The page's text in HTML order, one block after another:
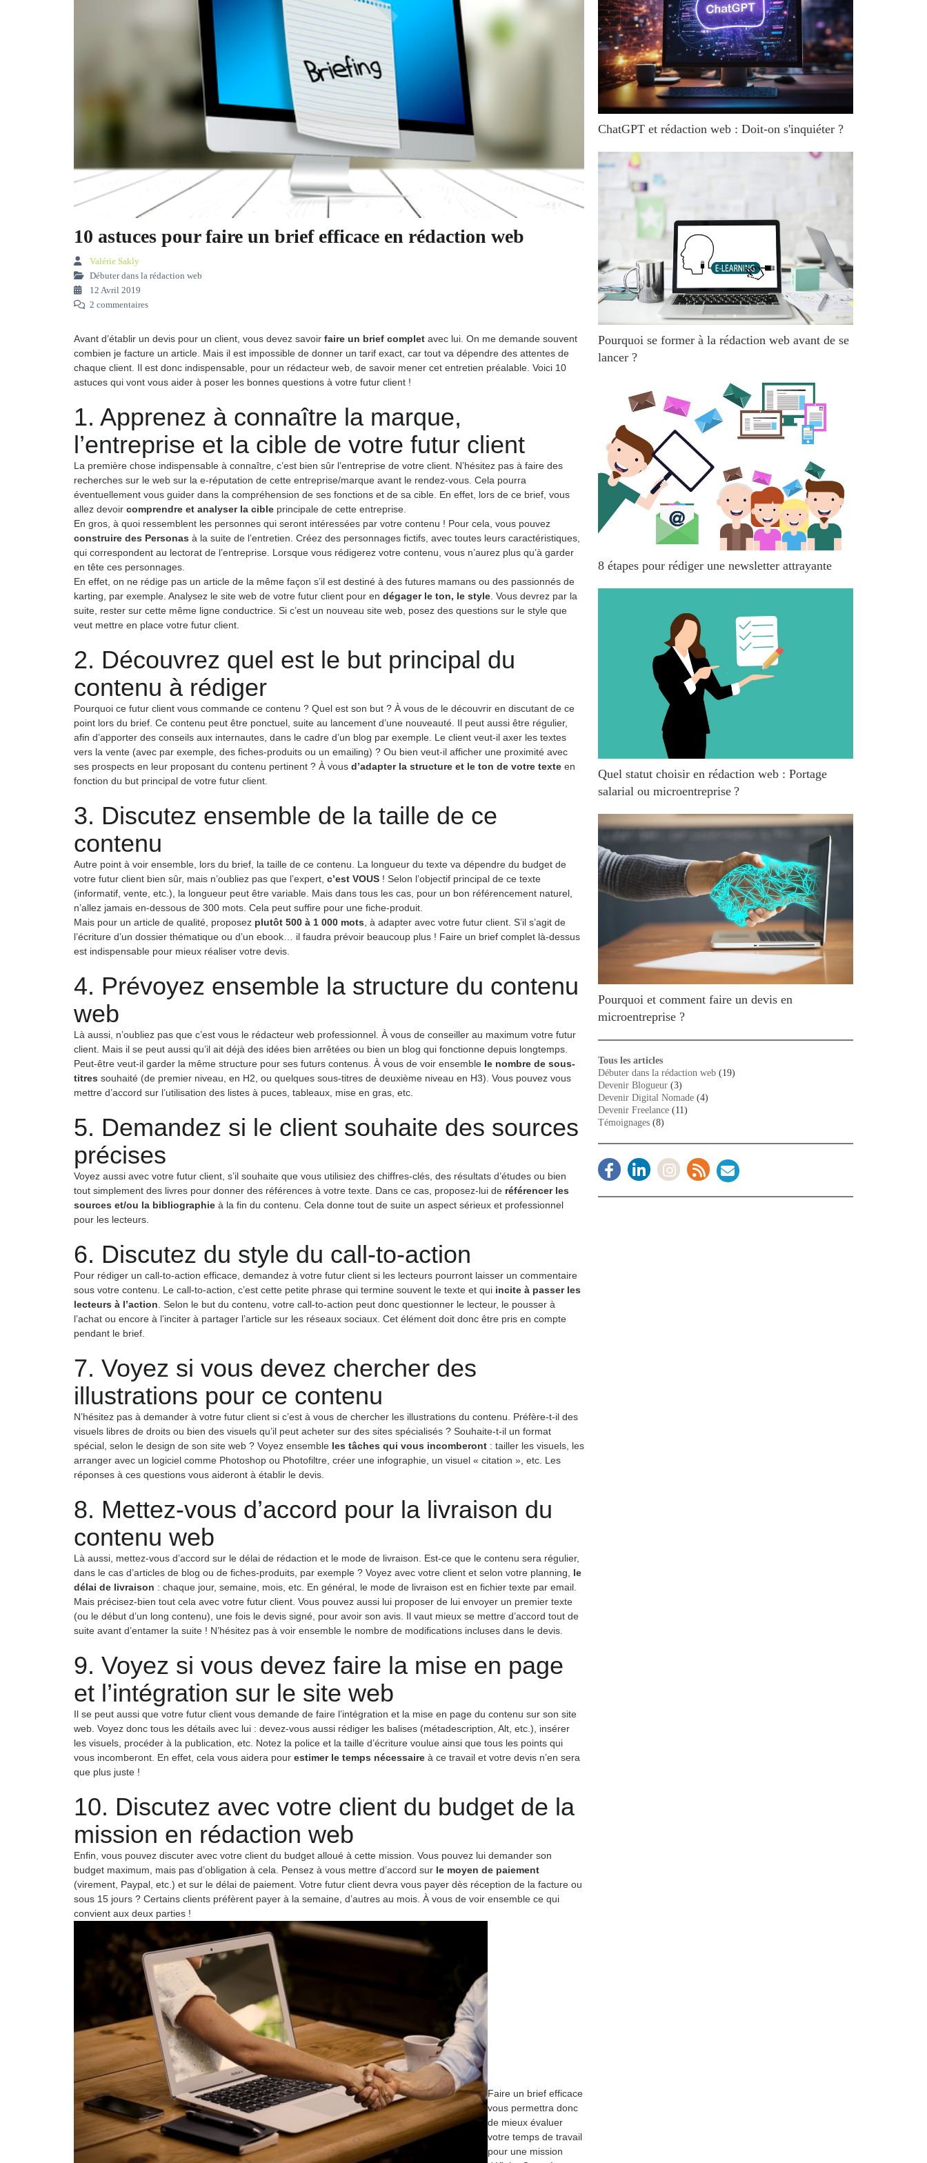
10 astuces pour faire un brief efficace en rédaction web
Valérie Sakly
Débuter dans la rédaction web
12 Avril 2019
2 commentaires
Avant d’établir un devis pour un client, vous devez savoir faire un brief complet avec lui. On me demande souvent
combien je facture un article. Mais il est impossible de donner un tarif exact, car tout va dépendre des attentes de
chaque client. Il est donc indispensable, pour un rédacteur web, de savoir mener cet entretien préalable. Voici 10
astuces qui vont vous aider à poser les bonnes questions à votre futur client !
1. Apprenez à connaître la marque,
l’entreprise et la cible de votre futur client
La première chose indispensable à connaître, c’est bien sûr l’entreprise de votre client. N’hésitez pas à faire des
recherches sur le web sur la e-réputation de cette entreprise/marque avant le rendez-vous. Cela pourra
éventuellement vous guider dans la compréhension de ses fonctions et de sa cible. En effet, lors de ce brief, vous
allez devoir comprendre et analyser la cible principale de cette entreprise.
En gros, à quoi ressemblent les personnes qui seront intéressées par votre contenu ! Pour cela, vous pouvez
construire des Personas à la suite de l’entretien. Créez des personnages fictifs, avec toutes leurs caractéristiques,
qui correspondent au lectorat de l’entreprise. Lorsque vous rédigerez votre contenu, vous n’aurez plus qu’à garder
en tête ces personnages.
En effet, on ne rédige pas un article de la même façon s’il est destiné à des futures mamans ou des passionnés de
karting, par exemple. Analysez le site web de votre futur client pour en dégager le ton, le style . Vous devrez par la
suite, rester sur cette même ligne conductrice. Si c’est un nouveau site web, posez des questions sur le style que
veut mettre en place votre futur client.
2. Découvrez quel est le but principal du
contenu à rédiger
Pourquoi ce futur client vous commande ce contenu ? Quel est son but ? À vous de le découvrir en discutant de ce
point lors du brief. Ce contenu peut être ponctuel, suite au lancement d’une nouveauté. Il peut aussi être régulier,
afin d’apporter des conseils aux internautes, dans le cadre d’un blog par exemple. Le client veut-il axer les textes
vers la vente (avec par exemple, des fiches-produits ou un emailing) ? Ou bien veut-il afficher une proximité avec
ses prospects en leur proposant du contenu pertinent ? À vous d’adapter la structure et le ton de votre texte en
fonction du but principal de votre futur client.
3. Discutez ensemble de la taille de ce
contenu
Autre point à voir ensemble, lors du brief, la taille de ce contenu. La longueur du texte va dépendre du budget de
votre futur client bien sûr, mais n’oubliez pas que l’expert, c’est VOUS ! Selon l’objectif principal de ce texte
(informatif, vente, etc.), la longueur peut être variable. Mais dans tous les cas, pour un bon référencement naturel,
n’allez jamais en-dessous de 300 mots. Cela peut suffire pour une fiche-produit.
Mais pour un article de qualité, proposez plutôt 500 à 1 000 mots , à adapter avec votre futur client. S’il s’agit de
l’écriture d’un dossier thématique ou d’un ebook… il faudra prévoir beaucoup plus ! Faire un brief complet là-dessus
est indispensable pour mieux réaliser votre devis.
4. Prévoyez ensemble la structure du contenu
web
Là aussi, n’oubliez pas que c’est vous le rédacteur web professionnel. À vous de conseiller au maximum votre futur
client. Mais il se peut aussi qu’il ait déjà des idées bien arrêtées ou bien un blog qui fonctionne depuis longtemps.
Peut-être veut-il garder la même structure pour ses futurs contenus. À vous de voir ensemble le nombre de sous-
titres souhaité (de premier niveau, en H2, ou quelques sous-titres de deuxième niveau en H3). Vous pouvez vous
mettre d’accord sur l’utilisation des listes à puces, tableaux, mise en gras, etc.
5. Demandez si le client souhaite des sources
précises
Voyez aussi avec votre futur client, s’il souhaite que vous utilisiez des chiffres-clés, des résultats d’études ou bien
tout simplement des livres pour donner des références à votre texte. Dans ce cas, proposez-lui de référencer les
sources et/ou la bibliographie à la fin du contenu. Cela donne tout de suite un aspect sérieux et professionnel
pour les lecteurs.
6. Discutez du style du call-to-action
Pour rédiger un call-to-action efficace, demandez à votre futur client si les lecteurs pourront laisser un commentaire
sous votre contenu. Le call-to-action, c’est cette petite phrase qui termine souvent le texte et qui incite à passer les
lecteurs à l’action . Selon le but du contenu, votre call-to-action peut donc questionner le lecteur, le pousser à
l’achat ou encore à l’inciter à partager l’article sur les réseaux sociaux. Cet élément doit donc être pris en compte
pendant le brief.
7. Voyez si vous devez chercher des
illustrations pour ce contenu
N’hésitez pas à demander à votre futur client si c’est à vous de chercher les illustrations du contenu. Préfère-t-il des
visuels libres de droits ou bien des visuels qu’il peut acheter sur des sites spécialisés ? Souhaite-t-il un format
spécial, selon le design de son site web ? Voyez ensemble les tâches qui vous incomberont : tailler les visuels, les
arranger avec un logiciel comme Photoshop ou Photofiltre, créer une infographie, un visuel « citation », etc. Les
réponses à ces questions vous aideront à établir le devis.
8. Mettez-vous d’accord pour la livraison du
contenu web
Là aussi, mettez-vous d’accord sur le délai de rédaction et le mode de livraison. Est-ce que le contenu sera régulier,
dans le cas d’articles de blog ou de fiches-produits, par exemple ? Voyez avec votre client et selon votre planning, le
délai de livraison : chaque jour, semaine, mois, etc. En général, le mode de livraison est en fichier texte par email.
Mais précisez-bien tout cela avec votre futur client. Vous pouvez aussi lui proposer de lui envoyer un premier texte
(ou le début d’un long contenu), une fois le devis signé, pour avoir son avis. Il vaut mieux se mettre d’accord tout de
suite avant d’entamer la suite ! N’hésitez pas à voir ensemble le nombre de modifications incluses dans le devis.
9. Voyez si vous devez faire la mise en page
et l’intégration sur le site web
Il se peut aussi que votre futur client vous demande de faire l’intégration et la mise en page du contenu sur son site
web. Voyez donc tous les détails avec lui : devez-vous aussi rédiger les balises (métadescription, Alt, etc.), insérer
les visuels, procéder à la publication, etc. Notez la police et la taille d’écriture voulue ainsi que tous les points qui
vous incomberont. En effet, cela vous aidera pour estimer le temps nécessaire à ce travail et votre devis n’en sera
que plus juste !
10. Discutez avec votre client du budget de la
mission en rédaction web
Enfin, vous pouvez discuter avec votre client du budget alloué à cette mission. Vous pouvez lui demander son
budget maximum, mais pas d’obligation à cela. Pensez à vous mettre d’accord sur le moyen de paiement
(virement, Paypal, etc.) et sur le délai de paiement. Votre futur client devra vous payer dès réception de la facture ou
sous 15 jours ? Certains clients préfèrent payer à la semaine, d’autres au mois. À vous de voir ensemble ce qui
convient aux deux parties !
Faire un brief efficace
vous permettra donc
de mieux évaluer
votre temps de travail
pour une mission
ChatGPT et rédaction web : Doit-on s'inquiéter ?
Pourquoi se former à la rédaction web avant de se
lancer ?
8 étapes pour rédiger une newsletter attrayante
Quel statut choisir en rédaction web : Portage
salarial ou microentreprise ?
Pourquoi et comment faire un devis en
microentreprise ?
Tous les articles
Débuter dans la rédaction web (19)
Devenir Blogueur (3)
Devenir Digital Nomade (4)
Devenir Freelance (11)
Témoignages (8)